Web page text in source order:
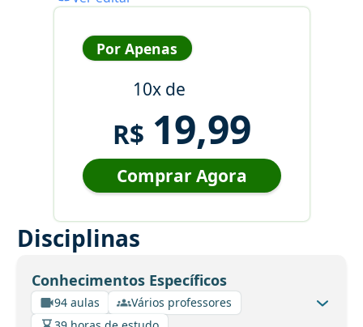
Por Apenas
10x de
R$ 19,99
Comprar Agora
Disciplinas
Conhecimentos Específicos
94 aulas
Vários professores